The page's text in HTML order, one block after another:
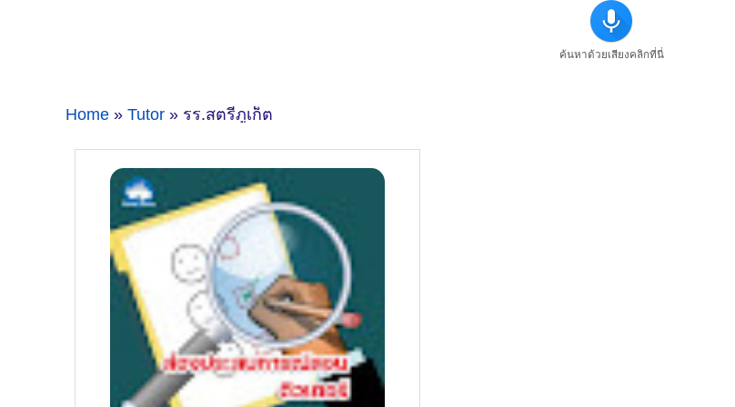
ค้นหาด้วยเสียงคลิกที่นี่
Home » Tutor » รร.สตรีภูเก็ต